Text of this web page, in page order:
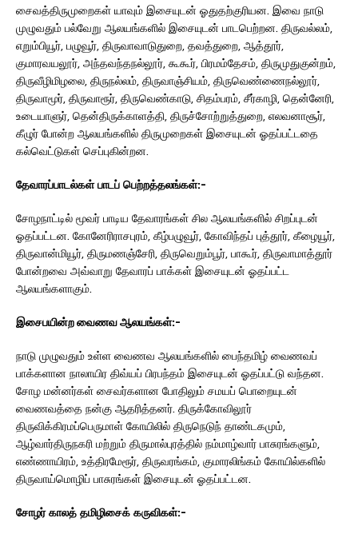
சைவத்திருமுறைகள் யாவும் இசையுடன் ஓதுதற்குரியன. இவை நாடு
முழுவதும் பல்வேறு ஆலயங்களில் இசையுடன் பாடபெற்றன. திருவல்லம்,
எறும்பியூர், பழுவூர், திருவாவாடுதுறை, தவத்துறை, ஆத்தூர்,
குமாரவயலூர், அந்தவந்தநல்லூர், கூகூர், பிரமம்தேசம், திருமுதுகுன்றம்,
திருவீழிமிழலை, திருநல்லம், திருவாஞ்சியம், திருவெண்ணைநல்லூர்,
திருவாமூர், திருவாரூர், திருவெண்காடு, சிதம்பரம், சீர்காழி, தென்னேரி,
உடையாளுர், தென்திருக்காளத்தி, திருச்சோற்றுத்துறை, எலவனாசூர்,
கீழுர் போன்ற ஆலயங்களில் திருமுறைகள் இசையுடன் ஓதப்பட்டதை
கல்வெட்டுகள் செப்புகின்றன.
தேவாரப்பாடல்கள்பாடப்பெற்றத்தலங்கள்:-
சோழநாட்டில் மூவர் பாடிய தேவாரங்கள் சில ஆலயங்களில் சிறப்புடன்
ஓதப்பட்டன. கோனேரிராசபுரம், கீழ்பழுவூர், கோவிந்தப் புத்தூர், கீழையூர்,
திருவான்மியூர், திருமணஞ்சேரி, திருவெறும்பூர், பாகூர், திருவாமாத்தூர்
போன்றவை அவ்வாறு தேவாரப் பாக்கள் இசையுடன் ஓதப்பட்ட
ஆலயங்களாகும்.
இசைபயின்ற வைணவ ஆலயங்கள்:-
நாடு முழுவதும் உள்ள வைணவ ஆலயங்களில் பைந்தமிழ் வைணவப்
பாக்களான நாலாயிர திவ்யப் பிரபந்தம் இசையுடன் ஓதப்பட்டு வந்தன.
சோழ மன்னர்கள் சைவர்களான போதிலும் சமயப் பொறையுடன்
வைணவத்தை நன்கு ஆதரித்தனர். திருக்கோவிலூர்
திருவிக்கிரமப்பெருமாள் கோயிலில் திருநெடுந் தாண்டகமும்,
ஆழ்வார்திருநகரி மற்றும் திருமால்புரத்தில் நம்மாழ்வார் பாசுரங்களும்,
எண்ணாயிரம், உத்திரமேரூர், திருவரங்கம், குமாரலிங்கம் கோயில்களில்
திருவாய்மொழிப் பாசுரங்கள் இசையுடன் ஓதப்பட்டன.
சோழர்காலத்தமிழிசைக்கருவிகள்:-